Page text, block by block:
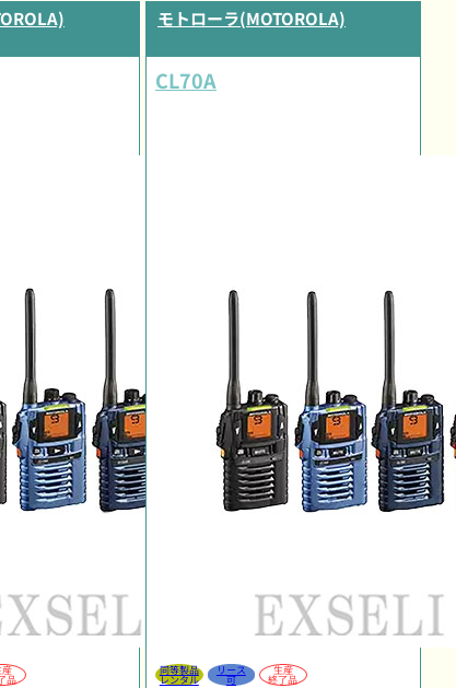
産
品
モトローラ(MOTOROLA)
CL70A
同等製品
レンタル
リース
可
生産
終了品